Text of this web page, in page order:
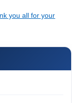
you all for your